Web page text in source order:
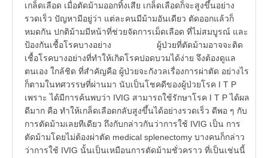
เกล็ดเลือด เมื่อตัดม้ามออกทิ้งเสีย เกล็ดเลือดก็จะสูงขึ้นอย่าง
รวดเร็ว ปัญหามีอยู่ว่า แต่ละคนมีม้ามอันเดียว ตัดออกแล้วก็
หมดกัน ปกติม้ามมีหน้าที่ช่วยจัดการเม็ดเลือด ที่ไม่สมบูรณ์ และ
ป้องกันเชื้อโรคบางอย่าง ผู้ป่วยที่ตัดม้ามอาจจะติด
เชื้อโรคบางอย่างที่ทำให้เกิดโรคปอดบวมได้ง่าย จึงต้องดูแล
ตนเอง ใกล้ชิด ที่สำคัญคือ ผู้ป่วยจะกังวลเรื่องการผ่าตัด อย่างไร
ก็ตามในทศวรรษที่ผ่านมา นับเป็นโชคดีของผู้ป่วยโรค I T P
เพราะ ได้มีการค้นพบว่า IVIG สามารถใช้รักษาโรค I T P ได้ผล
ดีมาก คือ ทำให้เกล็ดเลือดกลับสูงขึ้นได้อย่างรวดเร็ว ดีพอ ๆ กับ
การตัดม้ามเลยทีเดียว ถึงกับกล่าวกันว่าการใช้ IVIG เป็น การ
ตัดม้ามโดยไม่ต้องผ่าตัด medical splenectomy บางคนก็กล่าว
ว่าการใช้ IVIG นั้นเป็นเหมือนการตัดม้ามชั่วคราว ที่เป็นเช่นนี้